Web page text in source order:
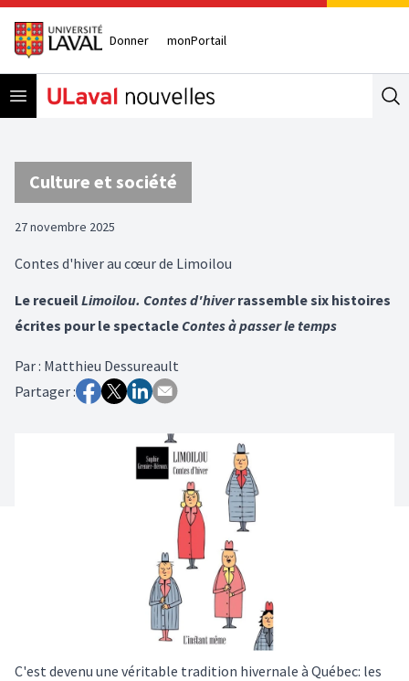
Donner monPortail
Open menu
Culture et société
27 novembre 2025
Contes d'hiver au cœur de Limoilou
Le recueilLimoilou. Contes d'hiverrassemble six histoires
écrites pour le spectacle Contes à passer le temps
Par: Matthieu Dessureault
Partager :
C'est devenu une véritable tradition hivernale à Québec: les